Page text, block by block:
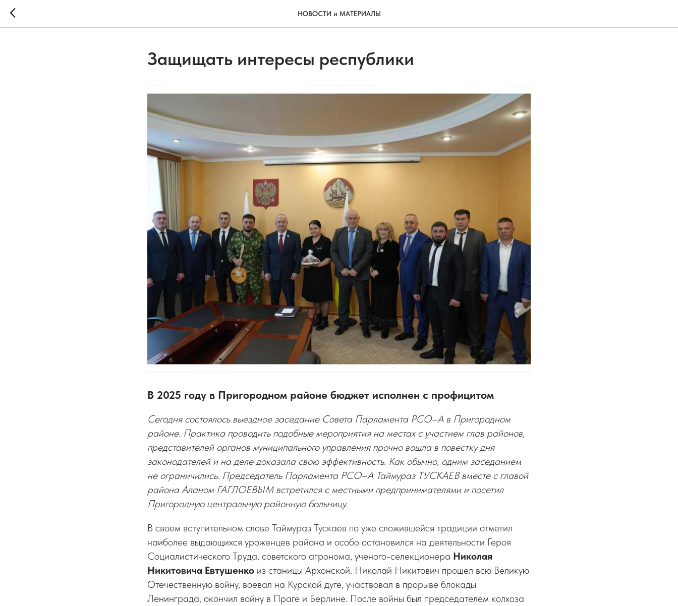
НОВОСТИ и МАТЕРИАЛЫ
Защищать интересы республики
В 2025 году в Пригородном районе бюджет исполнен с профицитом
Сегодня состоялось выездное заседание Совета Парламента РСО–А в Пригородном
районе. Практика проводить подобные мероприятия на местах с участием глав районов,
представителей органов муниципального управления прочно вошла в повестку дня
законодателей и на деле доказала свою эффективность. Как обычно, одним заседанием
не ограничились. Председатель Парламента РСО–А Таймураз ТУСКАЕВ вместе с главой
района Аланом ГАГЛОЕВЫМ встретился с местными предпринимателями и посетил
Пригородную центральную районную больницу.
В своем вступительном слове Таймураз Тускаев по уже сложившейся традиции отметил
наиболее выдающихся уроженцев района и особо остановился на деятельности Героя
Социалистического Труда, советского агронома, ученого-селекционера Николая
Никитовича Евтушенко из станицы Архонской. Николай Никитович прошел всю Великую
Отечественную войну, воевал на Курской дуге, участвовал в прорыве блокады
Ленинграда, окончил войну в Праге и Берлине. После войны был председателем колхоза